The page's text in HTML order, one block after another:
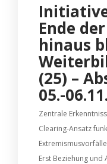
Ende
hinaus
(25) –
05.-
Zentrale
Clearing-Ansatz
Erst Beziehung und